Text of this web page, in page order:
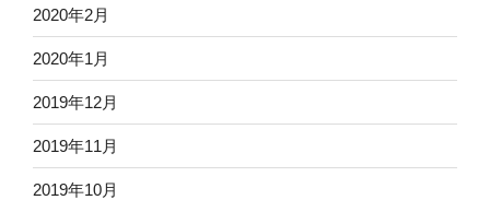
2020年2月
2020年1月
2019年12月
2019年11月
2019年10月